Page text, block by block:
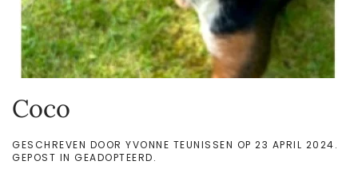
Coco
GESCHREVEN DOOR YVONNE TEUNISSEN OP 23 APRIL 2024.
GEPOST IN GEADOPTEERD.